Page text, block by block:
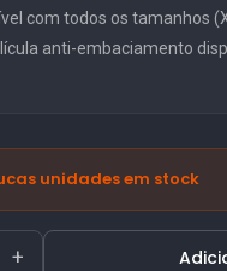
com todos os tamanhos
anti-embaciamento
unidades em stock
+